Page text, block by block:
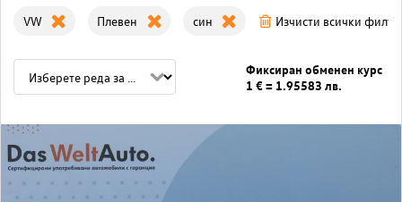
VW Плевен син Изчисти всички
Фиксиран обменен курс
1 € = 1.95583 лв.